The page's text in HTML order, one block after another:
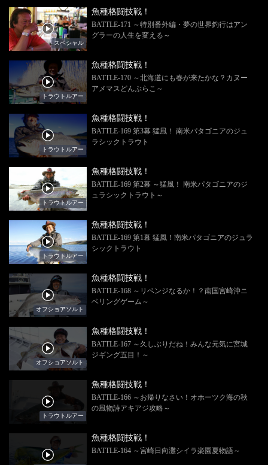
スペシャル
魚種格闘技戦！
BATTLE-171 ～特別番外編・夢の世界釣行はアン
グラーの人生を変える～
トラウトルアー
魚種格闘技戦！
BATTLE-170 ～北海道にも春が来たかな？カヌー
アメマスどんぶらこ～
トラウトルアー
魚種格闘技戦！
BATTLE-169 第3幕 猛風！ 南米パタゴニアのジュ
ラシックトラウト
トラウトルアー
魚種格闘技戦！
BATTLE-169 第2幕 ～猛風！ 南米パタゴニアのジ
ュラシックトラウト～
トラウトルアー
魚種格闘技戦！
BATTLE-169 第1幕 猛風！南米パタゴニアのジュラ
シックトラウト
オフショアソルト
魚種格闘技戦！
BATTLE-168 ～リベンジなるか！？南国宮崎沖ニ
ベリングゲーム～
オフショアソルト
魚種格闘技戦！
BATTLE-167 ～久しぶりだね！みんな元気に宮城
ジギング五目！～
トラウトルアー
魚種格闘技戦！
BATTLE-166 ～お帰りなさい！オホーツク海の秋
の風物詩アキアジ攻略～
魚種格闘技戦！
BATTLE-164 ～宮崎日向灘シイラ楽園夏物語～